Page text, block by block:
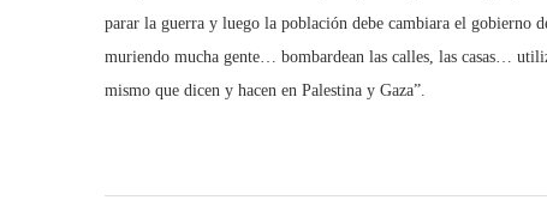
parar la guerra y luego la población debe cambiara el gobierno
muriendo mucha gente… bombardean las calles, las casas…
mismo que dicen y hacen en Palestina y Gaza”.